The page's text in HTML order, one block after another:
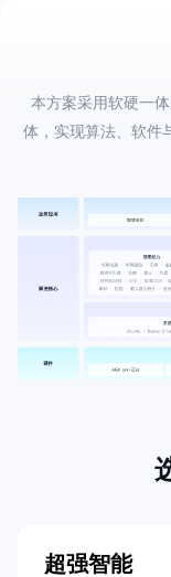
本方案采用软硬一
体，实现算法、软件
超强智能